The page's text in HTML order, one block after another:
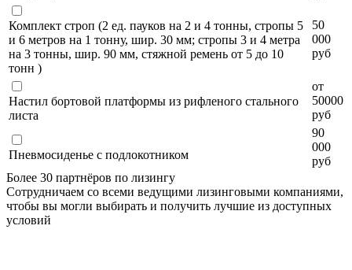
Комплект строп (2 ед. пауков на 2 и 4 тонны, стропы 5
и 6 метров на 1 тонну, шир. 30 мм; стропы 3 и 4 метра
на 3 тонны, шир. 90 мм, стяжной ремень от 5 до 10
тонн )
50
000
руб
Настил бортовой платформы из рифленого стального
листа
от
50000
руб
Пневмосиденье с подлокотником
90
000
руб
Более 30 партнёров по лизингу
Сотрудничаем со всеми ведущими лизинговыми компаниями,
чтобы вы могли выбирать и получить лучшие из доступных
условий